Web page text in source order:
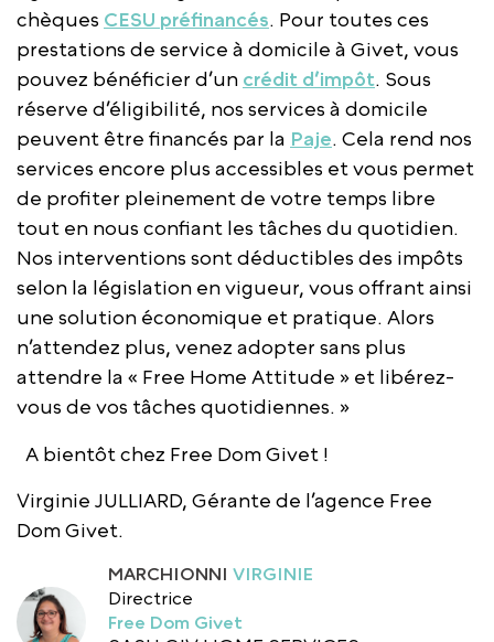
chèques CESU préfinancés. Pour toutes ces
prestations de service à domicile à Givet, vous
pouvez bénéficier d’un crédit d’impôt. Sous
réserve d’éligibilité, nos services à domicile
peuvent être financés par la Paje. Cela rend nos
services encore plus accessibles et vous permet
de profiter pleinement de votre temps libre
tout en nous confiant les tâches du quotidien.
Nos interventions sont déductibles des impôts
selon la législation en vigueur, vous offrant ainsi
une solution économique et pratique. Alors
n’attendez plus, venez adopter sans plus
attendre la « Free Home Attitude » et libérez-
vous de vos tâches quotidiennes. »
A bientôt chez Free Dom Givet !
Virginie JULLIARD, Gérante de l’agence Free
Dom Givet.
MARCHIONNI VIRGINIE
Directrice
Free Dom Givet